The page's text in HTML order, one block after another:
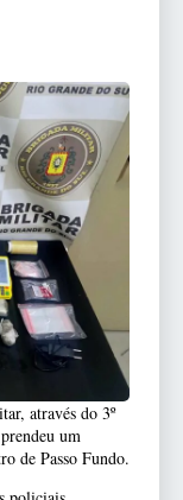
através do 3º
um
de Passo Fundo.